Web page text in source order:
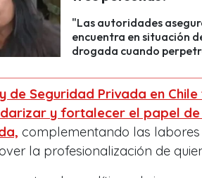
"Las autoridades
encuentra en situación
drogada cuando
de Seguridad Privada en
y fortalecer el papel
complementando las labores
la profesionalización de